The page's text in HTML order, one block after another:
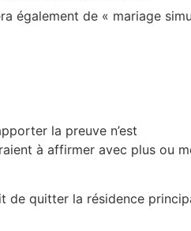
également de « mariage
la preuve n’est
à affirmer avec plus ou
de quitter la résidence